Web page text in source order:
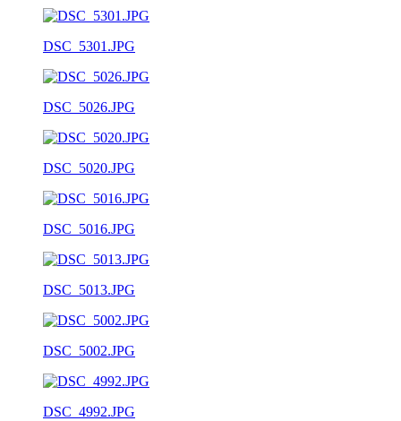
DSC_5301.JPG
DSC_5026.JPG
DSC_5020.JPG
DSC_5016.JPG
DSC_5013.JPG
DSC_5002.JPG
DSC_4992.JPG